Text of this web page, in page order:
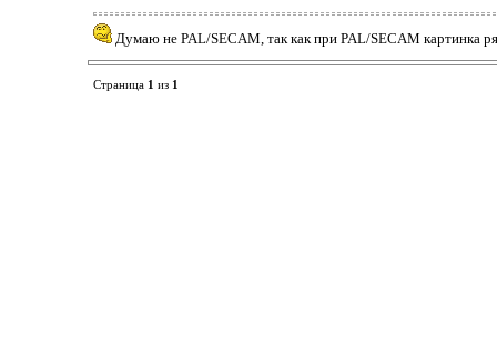
Думаю не PAL/SECAM, так как при PAL/SECAM картинка
Страница 1 из 1